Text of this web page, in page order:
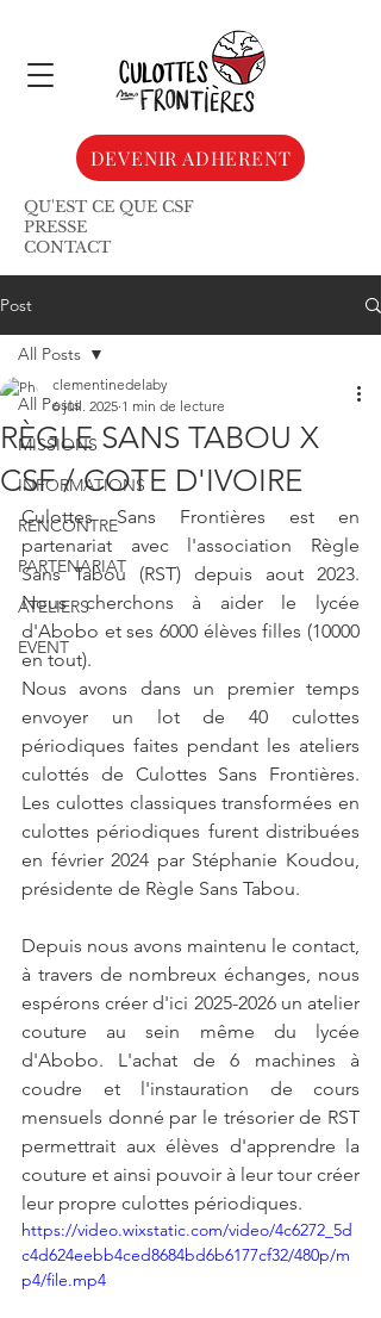
QU'EST CE QUE CSF
PRESSE
CONTACT
DEVENIR ADHERENT
Post
All Posts
MISSIONS
INFORMATIONS
RENCONTRE
PARTENARIAT
ATELIERS
EVENT
All Posts
RÈGLE SANS TABOU X
CSF / COTE D'IVOIRE
clementinedelaby
6 juil. 2025 1 min de lecture
Culottes Sans Frontières est en
partenariat avec l'association Règle
Sans Tabou (RST) depuis aout 2023.
Nous cherchons à aider le lycée
d'Abobo et ses 6000 élèves filles (10000
en tout).
Nous avons dans un premier temps
envoyer un lot de 40 culottes
périodiques faites pendant les ateliers
culottés de Culottes Sans Frontières.
Les culottes classiques transformées en
culottes périodiques furent distribuées
en février 2024 par Stéphanie Koudou,
présidente de Règle Sans Tabou.
Depuis nous avons maintenu le contact,
à travers de nombreux échanges, nous
espérons créer d'ici 2025-2026 un atelier
couture au sein même du lycée
d'Abobo. L'achat de 6 machines à
coudre et l'instauration de cours
mensuels donné par le trésorier de RST
permettrait aux élèves d'apprendre la
couture et ainsi pouvoir à leur tour créer
leur propre culottes périodiques.
https://video.wixstatic.com/video/4c6272_5d
c4d624eebb4ced8684bd6b6177cf32/480p/m
p4/file.mp4